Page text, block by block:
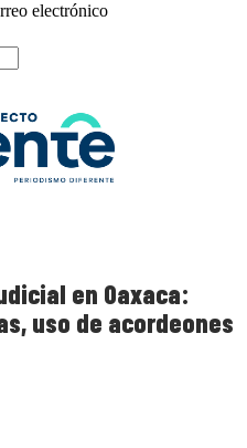
electrónico
en Oaxaca:
uso de acordeones